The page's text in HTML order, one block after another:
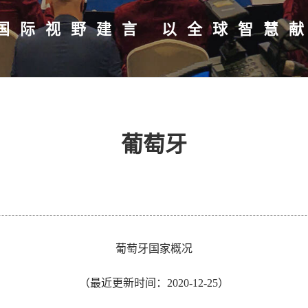
际视野建言 以全球智慧
葡萄牙
葡萄牙国家概况
（最近更新时间：2020-12-25）